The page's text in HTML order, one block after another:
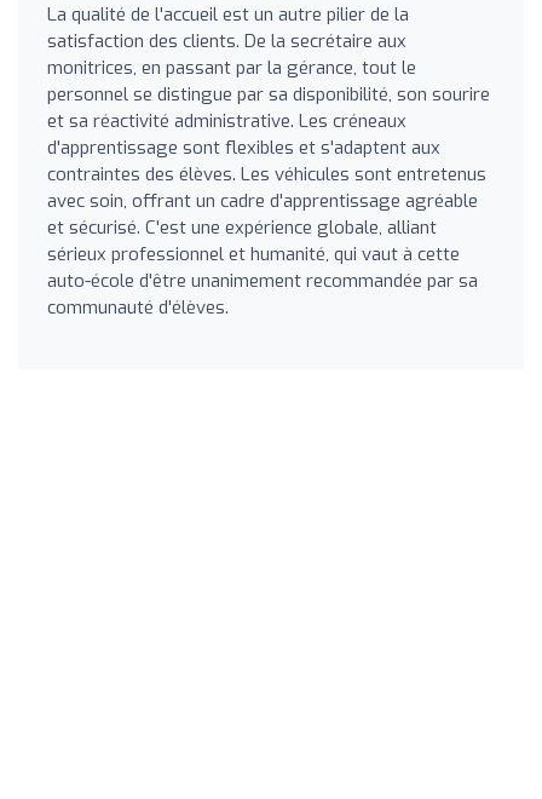
La qualité de l'accueil est un autre pilier de la
satisfaction des clients. De la secrétaire aux
monitrices, en passant par la gérance, tout le
personnel se distingue par sa disponibilité, son sourire
et sa réactivité administrative. Les créneaux
d'apprentissage sont flexibles et s'adaptent aux
contraintes des élèves. Les véhicules sont entretenus
avec soin, offrant un cadre d'apprentissage agréable
et sécurisé. C'est une expérience globale, alliant
sérieux professionnel et humanité, qui vaut à cette
auto-école d'être unanimement recommandée par sa
communauté d'élèves.